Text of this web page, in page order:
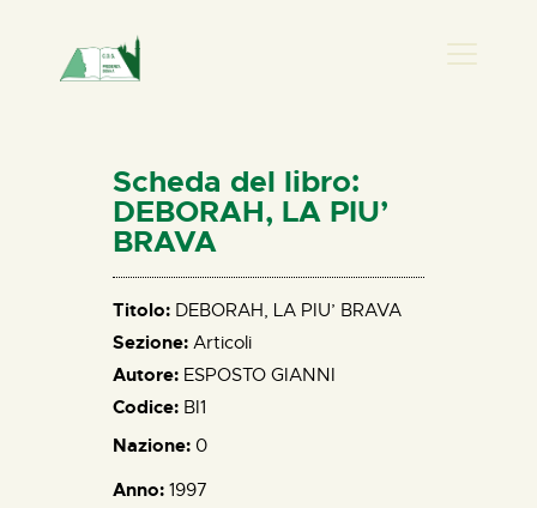
HOME
CHI SIAMO
NEWS
PERCORSI
BIBLIOTECA
ELISA SALERNO
CONTATTI
Scheda del libro:
DEBORAH, LA PIU’
BRAVA
Titolo: DEBORAH, LA PIU’ BRAVA
Sezione: Articoli
Autore: ESPOSTO GIANNI
Codice: BI1
Nazione: 0
Anno: 1997